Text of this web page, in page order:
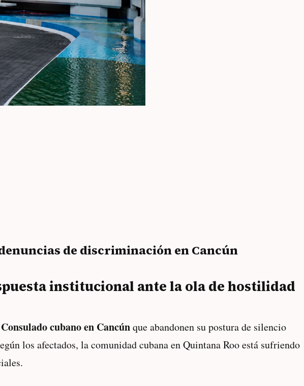
de discriminación en Cancún
institucional ante la ola de hostilidad
Consulado cubano en Cancúnque abandonen su postura de silencio
los afectados, la comunidad cubana en Quintana Roo está sufriendo